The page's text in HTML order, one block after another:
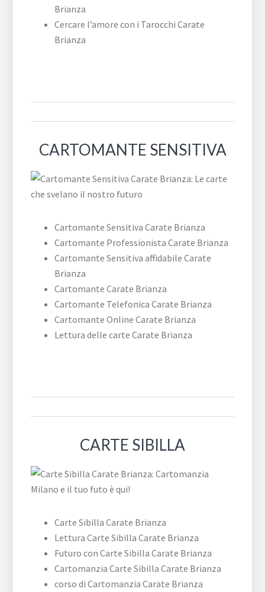
Brianza
Cercare l’amore con i Tarocchi Carate
Brianza
CARTOMANTE SENSITIVA
Cartomante Sensitiva Carate Brianza
Cartomante Professionista Carate Brianza
Cartomante Sensitiva affidabile Carate
Brianza
Cartomante Carate Brianza
Cartomante Telefonica Carate Brianza
Cartomante Online Carate Brianza
Lettura delle carte Carate Brianza
CARTE SIBILLA
Carte Sibilla Carate Brianza
Lettura Carte Sibilla Carate Brianza
Futuro con Carte Sibilla Carate Brianza
Cartomanzia Carte Sibilla Carate Brianza
corso di Cartomanzia Carate Brianza